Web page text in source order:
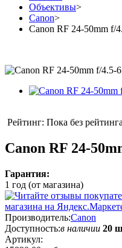
Объективы>
Canon>
Canon RF 24-50mm f/
Рейтинг: Пока без рейтинга
Canon RF 24-
Гарантия:
1 год (от магазина)
Производитель:Canon
Доступность:в наличии 20
Артикул: